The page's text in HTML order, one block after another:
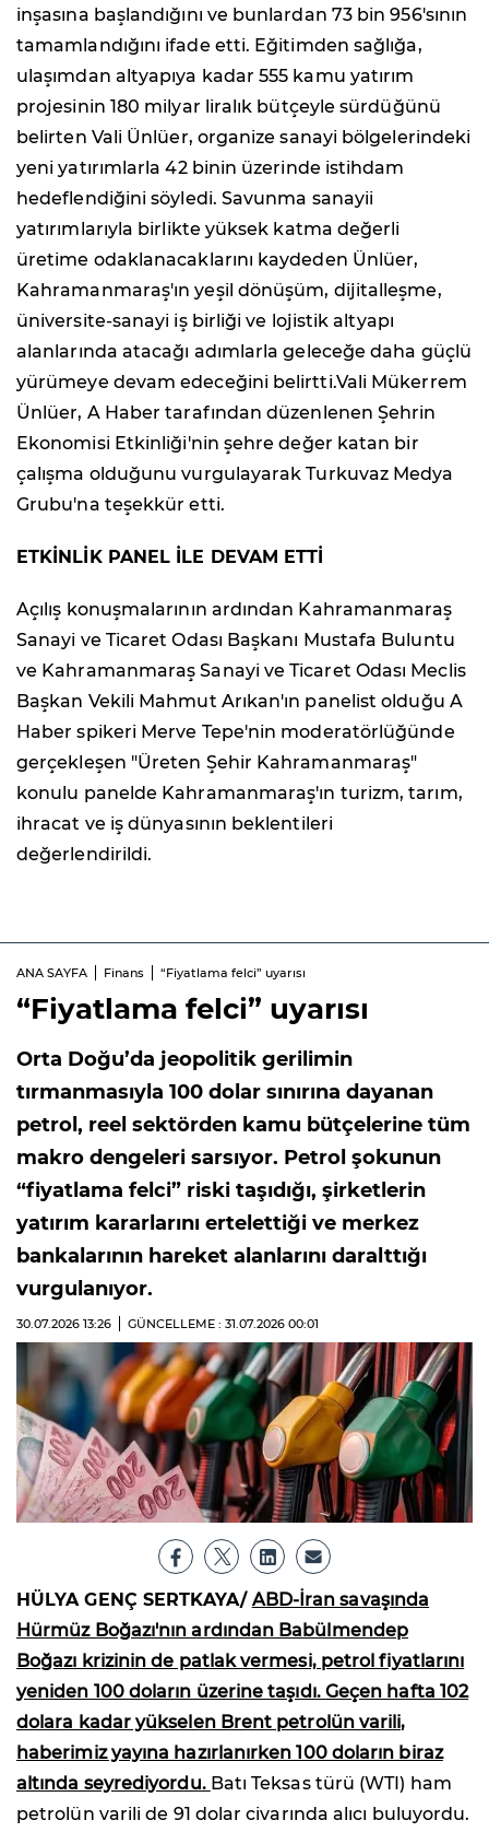
inşasına başlandığını ve bunlardan 73 bin 956'sının
tamamlandığını ifade etti. Eğitimden sağlığa,
ulaşımdan altyapıya kadar 555 kamu yatırım
projesinin 180 milyar liralık bütçeyle sürdüğünü
belirten Vali Ünlüer, organize sanayi bölgelerindeki
yeni yatırımlarla 42 binin üzerinde istihdam
hedeflendiğini söyledi. Savunma sanayii
yatırımlarıyla birlikte yüksek katma değerli
üretime odaklanacaklarını kaydeden Ünlüer,
Kahramanmaraş'ın yeşil dönüşüm, dijitalleşme,
üniversite-sanayi iş birliği ve lojistik altyapı
alanlarında atacağı adımlarla geleceğe daha güçlü
yürümeye devam edeceğini belirtti.Vali Mükerrem
Ünlüer, A Haber tarafından düzenlenen Şehrin
Ekonomisi Etkinliği'nin şehre değer katan bir
çalışma olduğunu vurgulayarak Turkuvaz Medya
Grubu'na teşekkür etti.
ETKİNLİK PANEL İLE DEVAM ETTİ
Açılış konuşmalarının ardından Kahramanmaraş
Sanayi ve Ticaret Odası Başkanı Mustafa Buluntu
ve Kahramanmaraş Sanayi ve Ticaret Odası Meclis
Başkan Vekili Mahmut Arıkan'ın panelist olduğu A
Haber spikeri Merve Tepe'nin moderatörlüğünde
gerçekleşen "Üreten Şehir Kahramanmaraş"
konulu panelde Kahramanmaraş'ın turizm, tarım,
ihracat ve iş dünyasının beklentileri
değerlendirildi.
ANA SAYFA Finans “Fiyatlama felci” uyarısı
“Fiyatlama felci” uyarısı
Orta Doğu’da jeopolitik gerilimin
tırmanmasıyla 100 dolar sınırına dayanan
petrol, reel sektörden kamu bütçelerine tüm
makro dengeleri sarsıyor. Petrol şokunun
“fiyatlama felci” riski taşıdığı, şirketlerin
yatırım kararlarını ertelettiği ve merkez
bankalarının hareket alanlarını daralttığı
vurgulanıyor.
30.07.2026 13:26 GÜNCELLEME : 31.07.2026 00:01
HÜLYA GENÇ SERTKAYA/ ABD-İran savaşında
Hürmüz Boğazı'nın ardından Babülmendep
Boğazı krizinin de patlak vermesi, petrol fiyatlarını
yeniden 100 doların üzerine taşıdı. Geçen hafta 102
dolara kadar yükselen Brent petrolün varili,
haberimiz yayına hazırlanırken 100 doların biraz
altında seyrediyordu. Batı Teksas türü (WTI) ham
petrolün varili de 91 dolar civarında alıcı buluyordu.